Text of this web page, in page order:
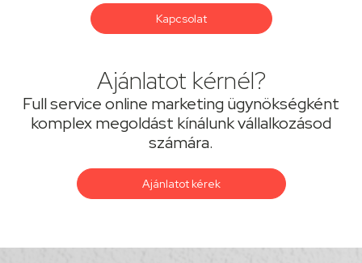
Kapcsolat
Ajánlatot kérnél?
Full service online marketing ügynökségként
komplex megoldást kínálunk vállalkozásod
számára.
Ajánlatot kérek